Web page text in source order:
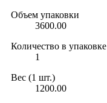
Объем упаковки
3600.00
Количество в упаковке
1
Вес (1 шт.)
1200.00